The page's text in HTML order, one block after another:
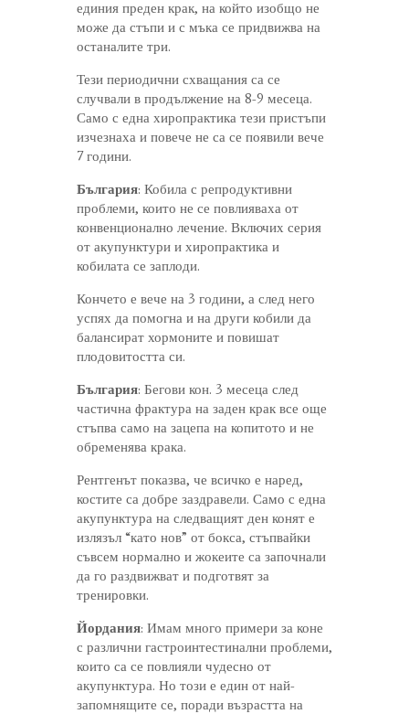
единия преден крак, на който изобщо не
може да стъпи и с мъка се придвижва на
останалите три.
Тези периодични схващания са се
случвали в продължение на 8-9 месеца.
Само с една хиропрактика тези пристъпи
изчезнаха и повече не са се появили вече
7 години.
България: Кобила с репродуктивни
проблеми, които не се повлияваха от
конвенционално лечение. Включих серия
от акупунктури и хиропрактика и
кобилата се заплоди.
Кончето е вече на 3 години, а след него
успях да помогна и на други кобили да
балансират хормоните и повишат
плодовитостта си.
България: Бегови кон. 3 месеца след
частична фрактура на заден крак все още
стъпва само на зацепа на копитото и не
обременява крака.
Рентгенът показва, че всичко е наред,
костите са добре заздравели. Само с една
акупунктура на следващият ден конят е
излязъл “като нов” от бокса, стъпвайки
съвсем нормално и жокеите са започнали
да го раздвижват и подготвят за
тренировки.
Йордания: Имам много примери за коне
с различни гастроинтестинални проблеми,
които са се повлияли чудесно от
акупунктура. Но този е един от най-
запомнящите се, поради възрастта на